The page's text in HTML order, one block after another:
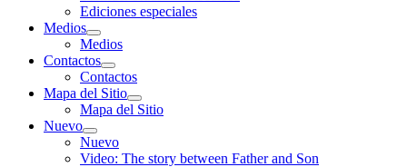
Ediciones especiales
Medios
Medios
Contactos
Contactos
Mapa del Sitio
Mapa del Sitio
Nuevo
Nuevo
Video: The story between Father and Son